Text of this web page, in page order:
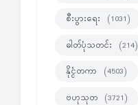
စီးပွားရေး (1031)
ဓါတ်ပုံသတင်း (214)
နိုင္ငံတကာ (4503)
ဗဟုသုတ (3721)